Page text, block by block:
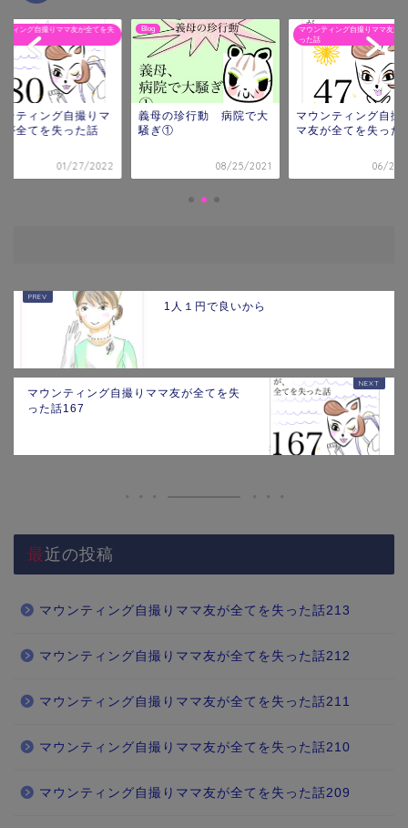
ティング自撮りママ友が全てを失
ンティング自撮りマ
が全てを失った話
01/27/2022
Blog
義母の珍行動 病院で大
騒ぎ①
08/25/2021
マウンティング自撮りママ友が
った話
マウンティング自撮
マ友が全てを失った
06/27/
1人１円で良いから
マウンティング自撮りママ友が全てを失
った話167
最近の投稿
マウンティング自撮りママ友が全てを失った話213
マウンティング自撮りママ友が全てを失った話212
マウンティング自撮りママ友が全てを失った話211
マウンティング自撮りママ友が全てを失った話210
マウンティング自撮りママ友が全てを失った話209